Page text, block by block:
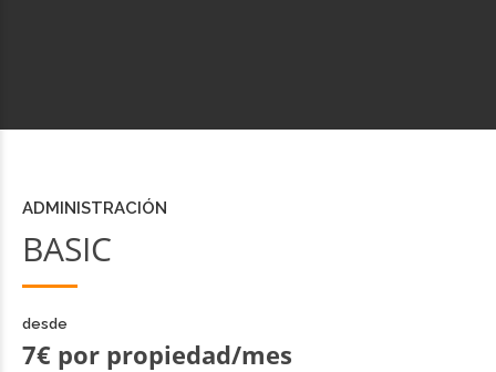
ADMINISTRACIÓN
BASIC
desde
7€ por propiedad/mes